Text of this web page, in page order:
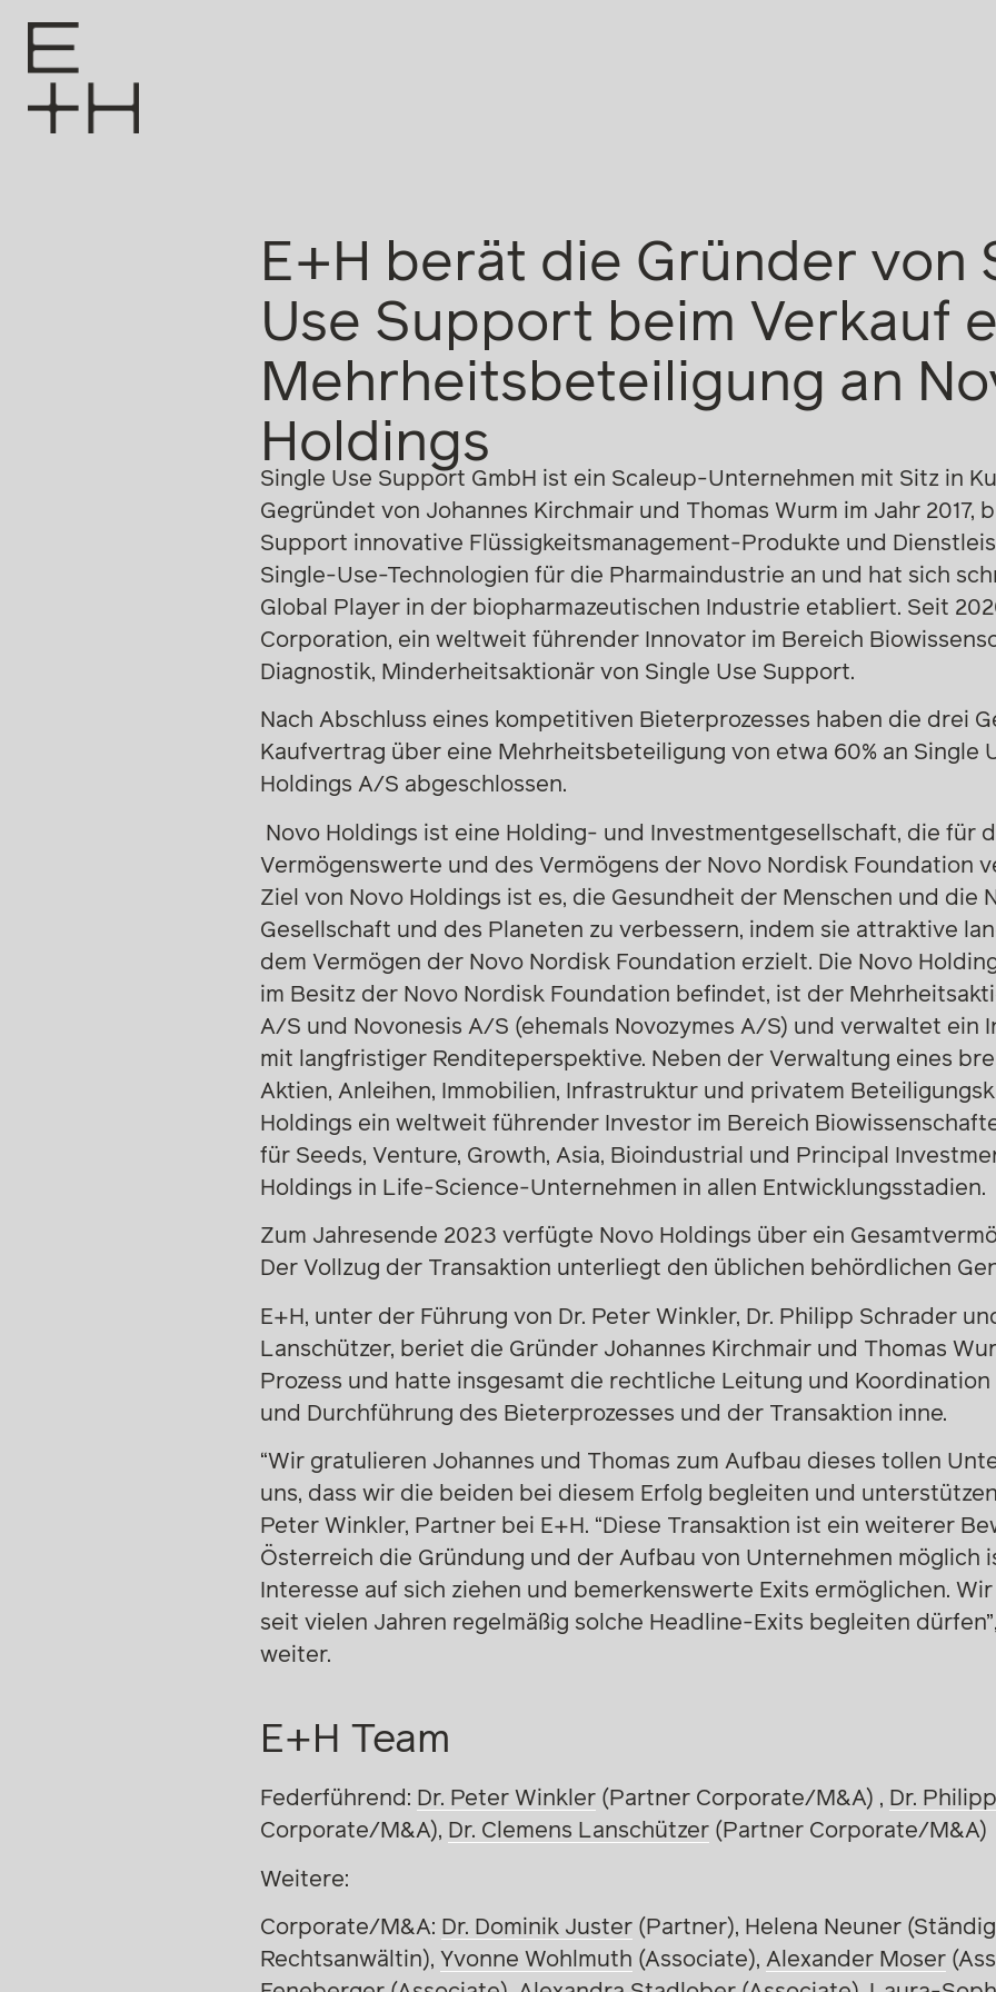
E+H berät die Gründer von
Use Support beim Verkauf
Mehrheitsbeteiligung an
Holdings
Single Use Support GmbH ist ein Scaleup-Unternehmen mit Sitz in
Gegründet von Johannes Kirchmair und Thomas Wurm im Jahr 2017,
Support innovative Flüssigkeitsmanagement-Produkte und
Single-Use-Technologien für die Pharmaindustrie an und hat sich
Global Player in der biopharmazeutischen Industrie etabliert. Seit
Corporation, ein weltweit führender Innovator im Bereich
Diagnostik, Minderheitsaktionär von Single Use Support.
Nach Abschluss eines kompetitiven Bieterprozesses haben die drei
Kaufvertrag über eine Mehrheitsbeteiligung von etwa 60% an Single
Holdings A/S abgeschlossen.
Novo Holdings ist eine Holding- und Investmentgesellschaft, die für
Vermögenswerte und des Vermögens der Novo Nordisk Foundation
Ziel von Novo Holdings ist es, die Gesundheit der Menschen und die
Gesellschaft und des Planeten zu verbessern, indem sie attraktive
dem Vermögen der Novo Nordisk Foundation erzielt. Die Novo
im Besitz der Novo Nordisk Foundation befindet, ist der
A/S und Novonesis A/S (ehemals Novozymes A/S) und verwaltet ein
mit langfristiger Renditeperspektive. Neben der Verwaltung eines
Aktien, Anleihen, Immobilien, Infrastruktur und privatem
Holdings ein weltweit führender Investor im Bereich
für Seeds, Venture, Growth, Asia, Bioindustrial und Principal
Holdings in Life-Science-Unternehmen in allen Entwicklungsstadien.
Zum Jahresende 2023 verfügte Novo Holdings über ein
Der Vollzug der Transaktion unterliegt den üblichen behördlichen
E+H, unter der Führung von Dr. Peter Winkler, Dr. Philipp Schrader
Lanschützer, beriet die Gründer Johannes Kirchmair und Thomas
Prozess und hatte insgesamt die rechtliche Leitung und
und Durchführung des Bieterprozesses und der Transaktion inne.
“Wir gratulieren Johannes und Thomas zum Aufbau dieses tollen
uns, dass wir die beiden bei diesem Erfolg begleiten und
Peter Winkler, Partner bei E+H. “Diese Transaktion ist ein weiterer
Österreich die Gründung und der Aufbau von Unternehmen möglich
Interesse auf sich ziehen und bemerkenswerte Exits ermöglichen.
seit vielen Jahren regelmäßig solche Headline-Exits begleiten
weiter.
E+H Team
Federführend: Dr. Peter Winkler(Partner Corporate/M&A) , Dr.
Corporate/M&A), Dr. Clemens Lanschützer(Partner Corporate/M&A)
Weitere:
Corporate/M&A: Dr. Dominik Juster(Partner), Helena Neuner
Rechtsanwältin), Yvonne Wohlmuth (Associate), Alexander Moser